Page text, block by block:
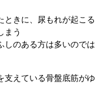
ときに、尿もれが起こる
まう
しのある方は多いのでは
支えている骨盤底筋がゆ